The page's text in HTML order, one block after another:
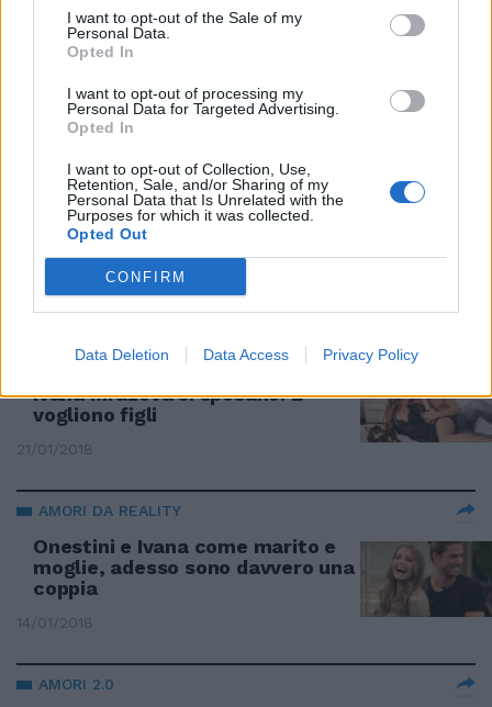
I want to opt-out of the Sale of my
Personal Data.
Opted In
I want to opt-out of processing my
Personal Data for Targeted Advertising.
Opted In
I want to opt-out of Collection, Use,
Retention, Sale, and/or Sharing of my
Personal Data that Is Unrelated with the
Purposes for which it was collected.
Opted Out
CONFIRM
Data Deletion Data Access Privacy Policy
Lecciso contro Romina, perdona
Al Bano e ci ripensa: "Lo amo e
torno a Cellino"
28/01/2018
TUTTA LA VERITÀ
Gigi D'Alessio rompe il silenzio:
"Con Anna Tatangelo non è mai
finita"
Ivana Mrazova si sposano. E
vogliono figli
21/01/2018
AMORI DA REALITY
Onestini e Ivana come marito e
moglie, adesso sono davvero una
coppia
14/01/2018
AMORI 2.0